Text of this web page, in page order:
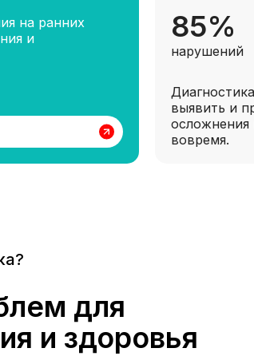
нарушений
выявить и
осложнения
вовремя.
85%
на ранних
и
для
и здоровья